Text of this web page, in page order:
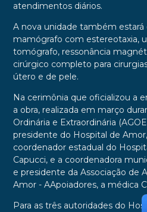
atendimentos diários.
A nova unidade também
mamógrafo com estereotaxia,
tomógrafo, ressonância
cirúrgico completo para
útero e de pele.
Na cerimônia que oficializou a
a obra, realizada em março
Ordinária e Extraordinária
presidente do Hospital de
coordenador estadual do
Capucci, e a coordenadora
e presidente da Associação de
Amor - AApoiadores, a médica
Para as três autoridades do